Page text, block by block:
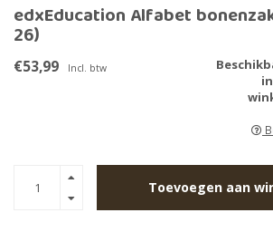
edxEducation Alfabet
26)
€53,99 Incl. btw
Toevoegen aan